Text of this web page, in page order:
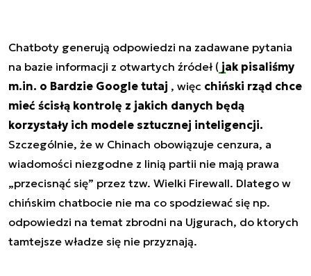
Chatboty generują odpowiedzi na zadawane pytania
na bazie informacji z otwartych źródeł ( jak pisaliśmy
m.in. o Bardzie Google tutaj , więc chiński rząd chce
mieć ścisłą kontrolę z jakich danych będą
korzystały ich modele sztucznej inteligencji.
Szczególnie, że w Chinach obowiązuje cenzura, a
wiadomości niezgodne z linią partii nie mają prawa
„przecisnąć się” przez tzw. Wielki Firewall. Dlatego w
chińskim chatbocie nie ma co spodziewać się np.
odpowiedzi na temat zbrodni na Ujgurach, do ktorych
tamtejsze władze się nie przyznają.